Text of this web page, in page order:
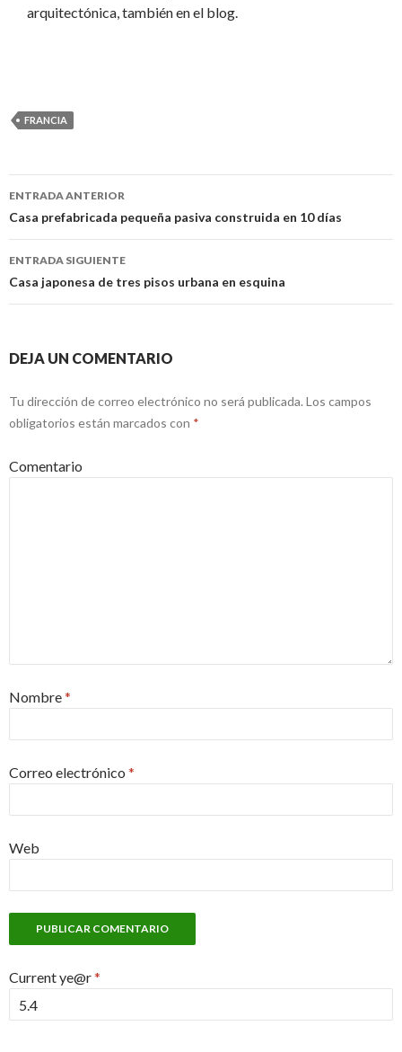
arquitectónica, también en el blog.
FRANCIA
Navegación
de
entradas
ENTRADA ANTERIOR
Casa prefabricada pequeña pasiva construida en 10 días
ENTRADA SIGUIENTE
Casa japonesa de tres pisos urbana en esquina
DEJA UN COMENTARIO
Tu dirección de correo electrónico no será publicada. Los campos
obligatorios están marcados con *
Comentario
Nombre*
Correo electrónico *
Web
Current ye@r*